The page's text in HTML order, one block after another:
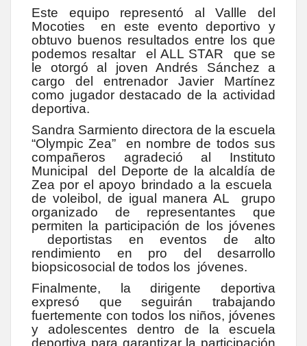
Este equipo representó al Vallle del
Mocoties en este evento deportivo y
obtuvo buenos resultados entre los que
podemos resaltar el ALL STAR que se
le otorgó al joven Andrés Sánchez a
cargo del entrenador Javier Martínez
como jugador destacado de la actividad
deportiva.
Sandra Sarmiento directora de la escuela
“Olympic Zea” en nombre de todos sus
compañeros agradeció al Instituto
Municipal del Deporte de la alcaldía de
Zea por el apoyo brindado a la escuela
de voleibol, de igual manera AL grupo
organizado de representantes que
permiten la participación de los jóvenes
deportistas en eventos de alto
rendimiento en pro del desarrollo
biopsicosocial de todos los jóvenes.
Finalmente, la dirigente deportiva
expresó que seguirán trabajando
fuertemente con todos los niños, jóvenes
y adolescentes dentro de la escuela
deportiva para garantizar la participación